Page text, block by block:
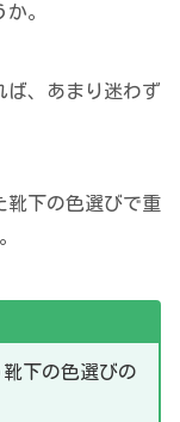
。
ば、あまり迷わず
靴下の色選びで重
下の色選びの